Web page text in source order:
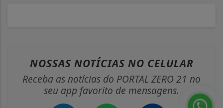
NOSSAS NOTÍCIAS NO CELULAR
Receba as notícias do PORTAL ZERO 21 no
seu app favorito de mensagens.